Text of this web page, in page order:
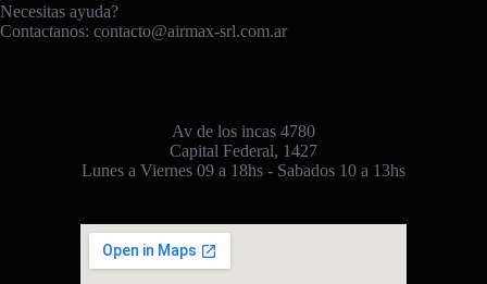
Necesitas ayuda?
Contactanos: contacto@airmax-srl.com.ar
Av de los incas 4780
Capital Federal, 1427
Lunes a Viernes 09 a 18hs - Sabados 10 a 13hs